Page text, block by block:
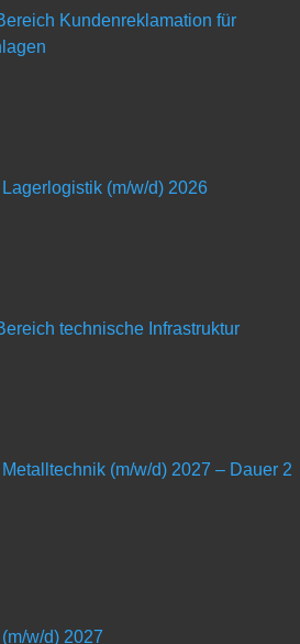
Kundenreklamation für
(m/w/d) 2026
technische Infrastruktur
(m/w/d) 2027 – Dauer 2
w/d) 2027
und Technologie­führer in
und Wäge­technologie,
Coperion entwirft, entwickelt,
sowie Maschinen und Komponenten
hat 2.500 Mitarbeiter und fast 30
weltweit. Coperion K-Tron ist
mit